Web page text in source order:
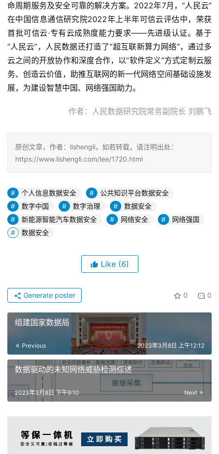
命周期服务及安全可靠的解决方案。2022年7月，“人民云”
在中国信息通信研究院2022年上半年可信云评估中，荣获
首批可信云·专有云成熟度能力要求——先进级认证。基于
“人民云”，人民数据还打造了“超互联新算力网络”，通过多
云之间的开放协作和深度合作，以“软件定义”方式定制云服
务、创造云价值，助推互联网的新一代网络空间基础设施发
展，为建设智慧中国、网络强国助力。
作者：人民数据研究院常务副院长 刘鹏飞
原创文章，作者：lishengli，如若转载，请注明出处：
https://www.lishengli.com/lee/1720.html
个人信息数据安全
公共知识平台数据安全
数字中国
数字治理
数据安全
新能源智能汽车数据安全
网络安全
网络强国
数据安全
Like (6)
0 0
Generate poster
组建国家数据局
Previous 2023年3月8日 上午12:12
数据驱动的未知网络威胁检测综述
Next
2023年3月8日 下午9:10